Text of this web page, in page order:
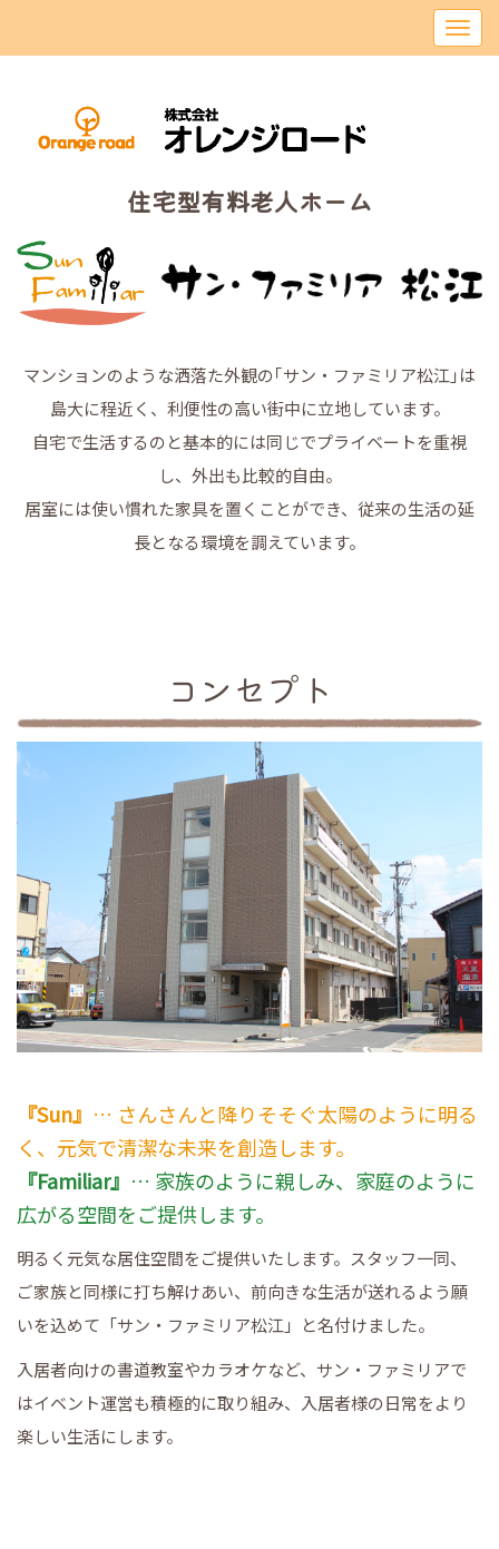
住宅型有料老人ホーム
マンションのような洒落た外観の｢サン・ファミリア松江｣は
島大に程近く、利便性の高い街中に立地しています。
自宅で生活するのと基本的には同じでプライベートを重視
し、外出も比較的自由。
居室には使い慣れた家具を置くことができ、従来の生活の延
長となる環境を調えています。
コンセプト
『Sun』 … さんさんと降りそそぐ太陽のように明る
く、元気で清潔な未来を創造します。
『Familiar』 … 家族のように親しみ、家庭のように
広がる空間をご提供します。
明るく元気な居住空間をご提供いたします。スタッフ一同、
ご家族と同様に打ち解けあい、前向きな生活が送れるよう願
いを込めて「サン・ファミリア松江」と名付けました。
入居者向けの書道教室やカラオケなど、サン・ファミリアで
はイベント運営も積極的に取り組み、入居者様の日常をより
楽しい生活にします。